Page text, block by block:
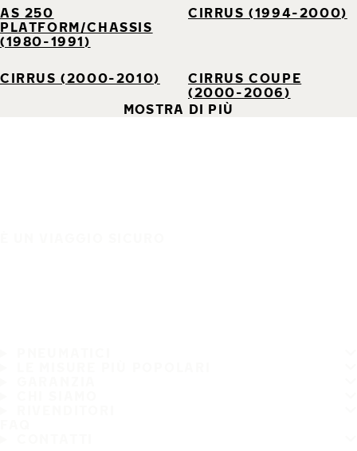
AS 250
PLATFORM/CHASSIS
(1980-1991)
CIRRUS (1994-2000)
CIRRUS (2000-2010)
CIRRUS COUPE
(2000-2006)
MOSTRA DI PIÙ